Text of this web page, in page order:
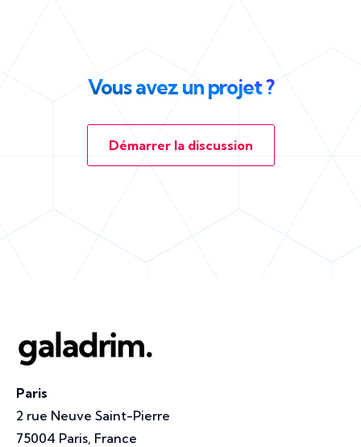
Vous avez un projet ?
Démarrer la discussion
Paris
2 rue Neuve Saint-Pierre
75004 Paris, France